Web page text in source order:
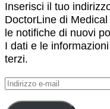
Inserisci il tuo
DoctorLine di
le notifiche di nuovi
I dati e le
terzi.
Indirizzo